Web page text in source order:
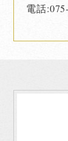
電話: